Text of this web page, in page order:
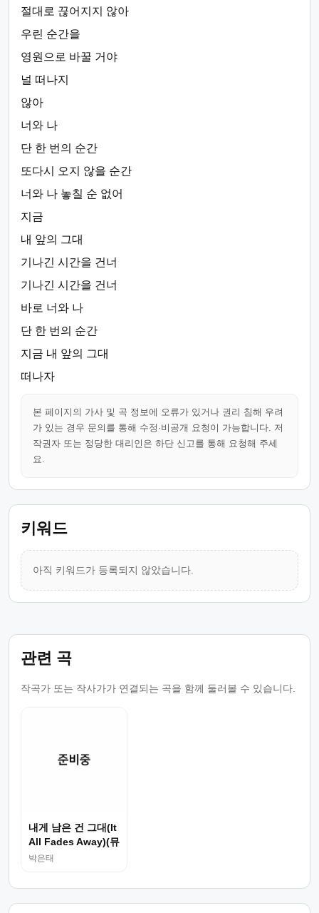
절대로 끊어지지 않아
우린 순간을
영원으로 바꿀 거야
널 떠나지
않아
너와 나
단 한 번의 순간
또다시 오지 않을 순간
너와 나 놓칠 순 없어
지금
내 앞의 그대
기나긴 시간을 건너
기나긴 시간을 건너
바로 너와 나
단 한 번의 순간
지금 내 앞의 그대
떠나자
본 페이지의 가사 및 곡 정보에 오류가 있거나 권리 침해 우려
가 있는 경우 문의를 통해 수정·비공개 요청이 가능합니다. 저
작권자 또는 정당한 대리인은 하단 신고를 통해 요청해 주세
요.
키워드
아직 키워드가 등록되지 않았습니다.
관련 곡
작곡가 또는 작사가가 연결되는 곡을 함께 둘러볼 수 있습니다.
내게 남은 건 그대(It
All Fades Away)(뮤
지..)
박은태